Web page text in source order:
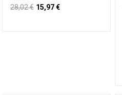
28,02€ 15,97€